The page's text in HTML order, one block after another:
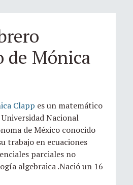
de Mónica
Clapp es un matemático
Universidad Nacional
de México conocido
trabajo en ecuaciones
parciales no
algebraica .Nació un 16